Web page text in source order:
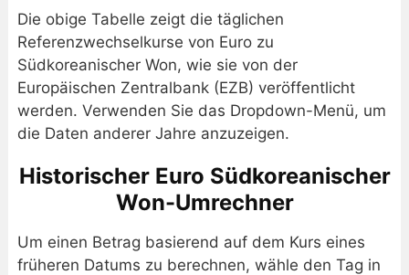
Die obige Tabelle zeigt die täglichen
Referenzwechselkurse von Euro zu
Südkoreanischer Won, wie sie von der
Europäischen Zentralbank (EZB) veröffentlicht
werden. Verwenden Sie das Dropdown-Menü, um
die Daten anderer Jahre anzuzeigen.
Historischer Euro Südkoreanischer
Won-Umrechner
Um einen Betrag basierend auf dem Kurs eines
früheren Datums zu berechnen, wähle den Tag in